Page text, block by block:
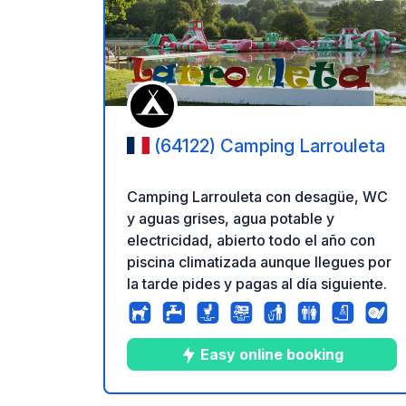
(64122) Camping Larrouleta
Camping Larrouleta con desagüe, WC
y aguas grises, agua potable y
electricidad, abierto todo el año con
piscina climatizada aunque llegues por
la tarde pides y pagas al día siguiente.
Easy online booking